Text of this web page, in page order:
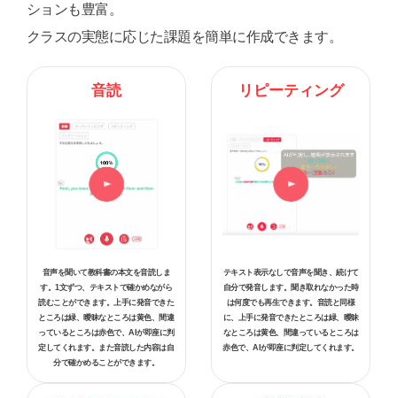
ションも豊富。
クラスの実態に応じた課題を簡単に作成できます。
音読
音声を聞いて教科書の本文を音読しま
す。1文ずつ、テキストで確かめながら
読むことができます。上手に発音できた
ところは緑、曖昧なところは黄色、間違
っているところは赤色で、AIが即座に判
定してくれます。また音読した内容は自
分で確かめることができます。
リピーティング
テキスト表示なしで音声を聞き、続けて
自分で発音します。聞き取れなかった時
は何度でも再生できます。音読と同様
に、上手に発音できたところは緑、曖昧
なところは黄色、間違っているところは
赤色で、AIが即座に判定してくれます。